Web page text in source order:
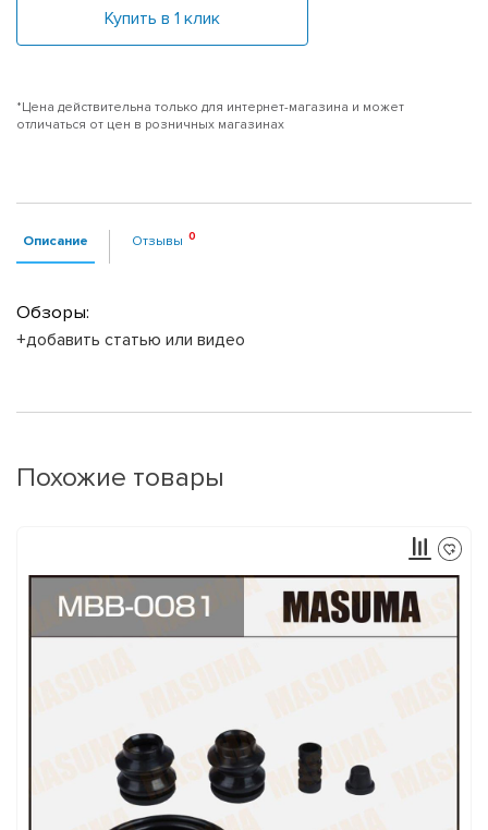
Купить в 1 клик
*Цена действительна только для интернет-магазина и может
отличаться от цен в розничных магазинах
Описание Отзывы
Обзоры:
+добавить статью или видео
Похожие товары